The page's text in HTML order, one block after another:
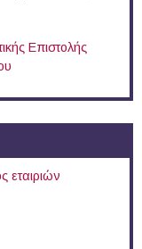
Επιστολής
εταιριών